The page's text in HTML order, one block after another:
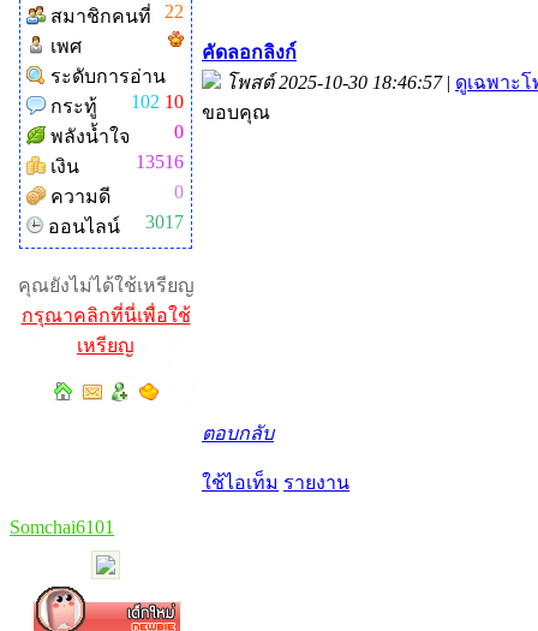
สมาชิกคนที่
22
เพศ
ระดับการอ่าน
10
กระทู้
102
พลังน้ำใจ
0
เงิน
13516
ความดี
0
ออนไลน์
3017
คุณยังไม่ได้ใช้เหรียญ
กรุณาคลิกที่นี่เพื่อใช้
เหรียญ
คัดลอกลิงก์
โพสต์ 2025-10-30 18:46:57 | ดูเฉพาะ
ขอบคุณ
ตอบกลับ
ใช้ไอเท็ม รายงาน
Somchai6101